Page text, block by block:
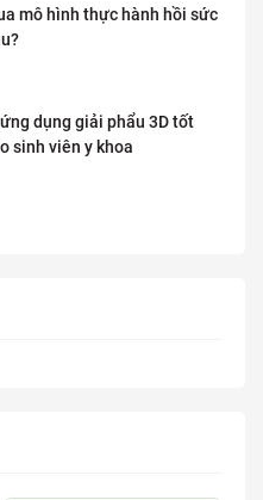
mô hình thực hành hồi sức
dụng giải phẩu 3D tốt
sinh viên y khoa